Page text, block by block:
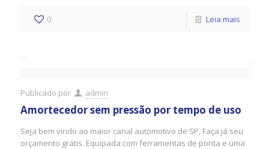
0 Leia mais
Publicado por admin
Amortecedor sem pressão por tempo de uso
Seja bem vindo ao maior canal automotivo de SP, Faça já seu
orçamento grátis. Equipada com ferramentas de ponta e uma